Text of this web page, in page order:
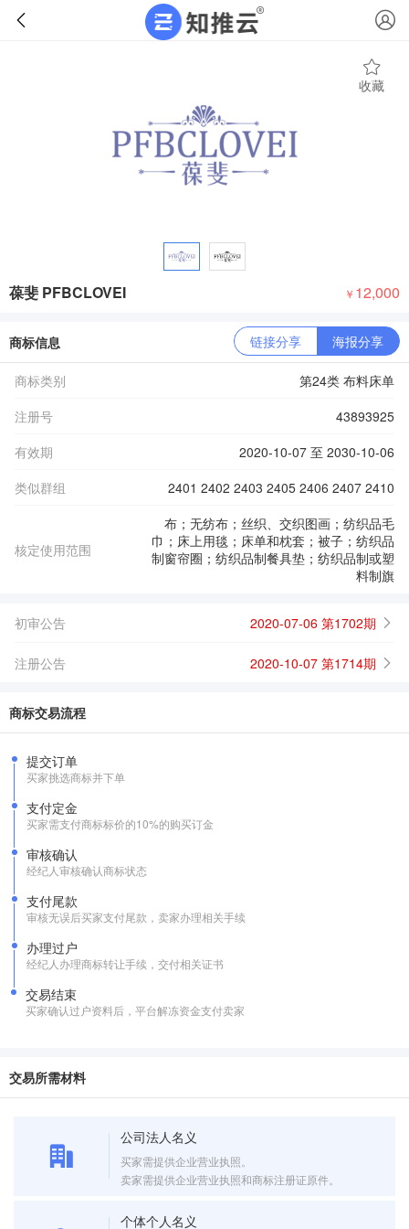
收藏
葆斐 PFBCLOVEI ￥ 12,000
商标信息 链接分享 海报分享
商标类别
第24类 布料床单
注册号
43893925
有效期
2020-10-07 至 2030-10-06
类似群组
2401 2402 2403 2405 2406 2407 2410
核定使用范围
布；无纺布；丝织、交织图画；纺织品毛
巾；床上用毯；床单和枕套；被子；纺织品
制窗帘圈；纺织品制餐具垫；纺织品制或塑
料制旗
初审公告 2020-07-06 第1702期
注册公告 2020-10-07 第1714期
商标交易流程
提交订单
买家挑选商标并下单
支付定金
买家需支付商标标价的10%的购买订金
审核确认
经纪人审核确认商标状态
支付尾款
审核无误后买家支付尾款，卖家办理相关手续
办理过户
经纪人办理商标转让手续，交付相关证书
交易结束
买家确认过户资料后，平台解冻资金支付卖家
交易所需材料
公司法人名义
买家需提供企业营业执照。
卖家需提供企业营业执照和商标注册证原件。
个体个人名义